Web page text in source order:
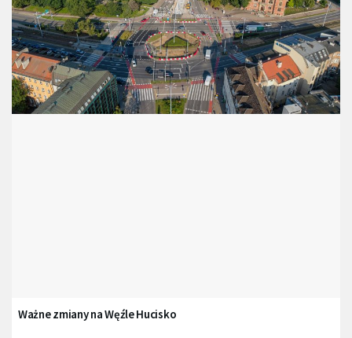
Ważne zmiany na Węźle Hucisko